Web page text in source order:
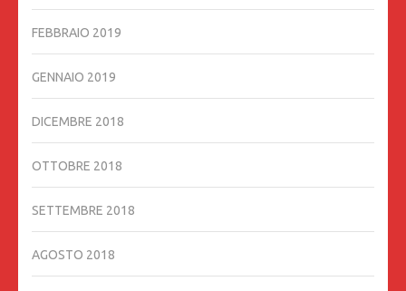
FEBBRAIO 2019
GENNAIO 2019
DICEMBRE 2018
OTTOBRE 2018
SETTEMBRE 2018
AGOSTO 2018